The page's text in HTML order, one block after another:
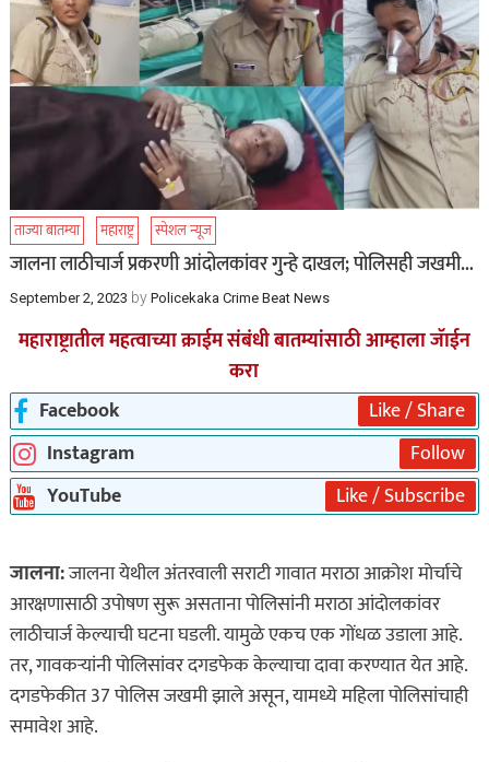
ताज्या बातम्या महाराष्ट्र स्पेशल न्यूज
जालना लाठीचार्ज प्रकरणी आंदोलकांवर गुन्हे दाखल; पोलिसही जखमी…
September 2, 2023 by Policekaka Crime Beat News
महाराष्ट्रातील महत्वाच्या क्राईम संबंधी बातम्यांसाठी आम्हाला जॅाईन
करा
Facebook
Like / Share
Instagram
Follow
YouTube
Like / Subscribe
जालना:जालना येथील अंतरवाली सराटी गावात मराठा आक्रोश मोर्चाचे
आरक्षणासाठी उपोषण सुरू असताना पोलिसांनी मराठा आंदोलकांवर
लाठीचार्ज केल्याची घटना घडली. यामुळे एकच एक गोंधळ उडाला आहे.
तर, गावकऱ्यांनी पोलिसांवर दगडफेक केल्याचा दावा करण्यात येत आहे.
दगडफेकीत 37 पोलिस जखमी झाले असून, यामध्ये महिला पोलिसांचाही
समावेश आहे.